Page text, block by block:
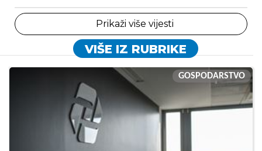
Prikaži više vijesti
VIŠE IZ RUBRIKE
GOSPODARSTVO